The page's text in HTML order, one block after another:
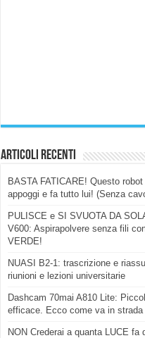
Articoli Recenti
BASTA FATICARE! Questo
appoggi e fa tutto lui! (Senza
PULISCE e SI SVUOTA DA
V600: Aspirapolvere senza fili
VERDE!
NUASI B2-1: trascrizione e
riunioni e lezioni universitarie
Dashcam 70mai A810 Lite:
efficace. Ecco come va in strada
NON Crederai a quanta LUCE fa